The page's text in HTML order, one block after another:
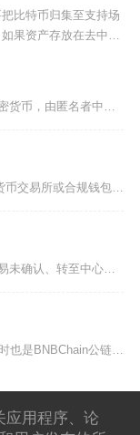
比特币归集至支持场
果资产存放在去中心
注册泰达币（USDT）账户，核心是在主流加密货币交易所或合规钱包完成账号创建、实名认证与安
BTC转错地址，绝大多数情况无法找回，仅在交易未确认、转至中心化交易所托管地址、漏填Mem
应用程序、论